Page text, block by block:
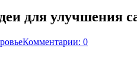
для улучшения
Комментарии: 0